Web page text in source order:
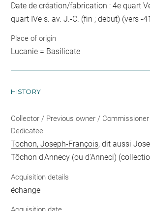
Date de création/fabrication : 4e quart
quart IVe s. av. J.-C. (fin ; debut) (vers -
Place of origin
Lucanie = Basilicate
HISTORY
Collector / Previous owner /
Dedicatee
Tochon, Joseph-François, dit aussi
Tôchon d'Annecy (ou d'Anneci)
Acquisition details
échange